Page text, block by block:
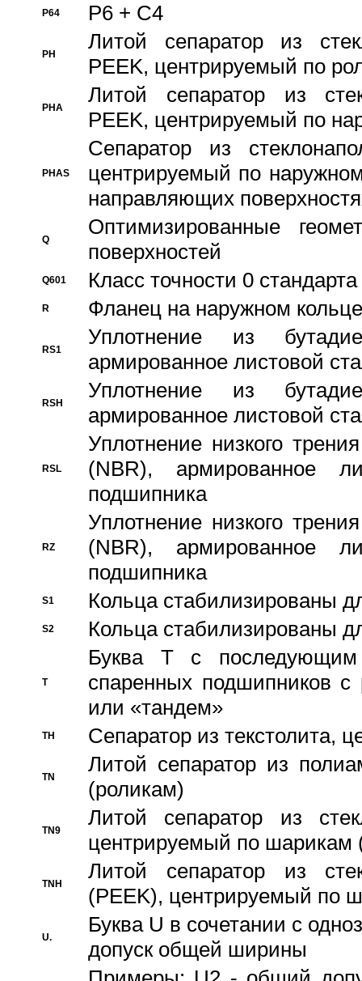
P64 P6 + C4
PH
Литой сепаратор из
PEEK, центрируемый по
PHA
Литой сепаратор из
PEEK, центрируемый по
PHAS
Сепаратор из
центрируемый по
направляющих
Q
Оптимизированные
поверхностей
Q601 Класс точности 0
R Фланец на наружном кольце
RS1
Уплотнение из
армированное листовой
RSH
Уплотнение из
армированное листовой
RSL
Уплотнение низкого
(NBR), армированное
подшипника
RZ
Уплотнение низкого
(NBR), армированное
подшипника
S1 Кольца стабилизированы
S2 Кольца стабилизированы
T
Буква T с
спаренных подшипников
или «тандем»
TH Сепаратор из текстолита,
TN
Литой сепаратор из
(роликам)
TN9
Литой сепаратор из
центрируемый по шарикам
TNH
Литой сепаратор из
(PEEK), центрируемый по
U.
Буква U в сочетании с
допуск общей ширины